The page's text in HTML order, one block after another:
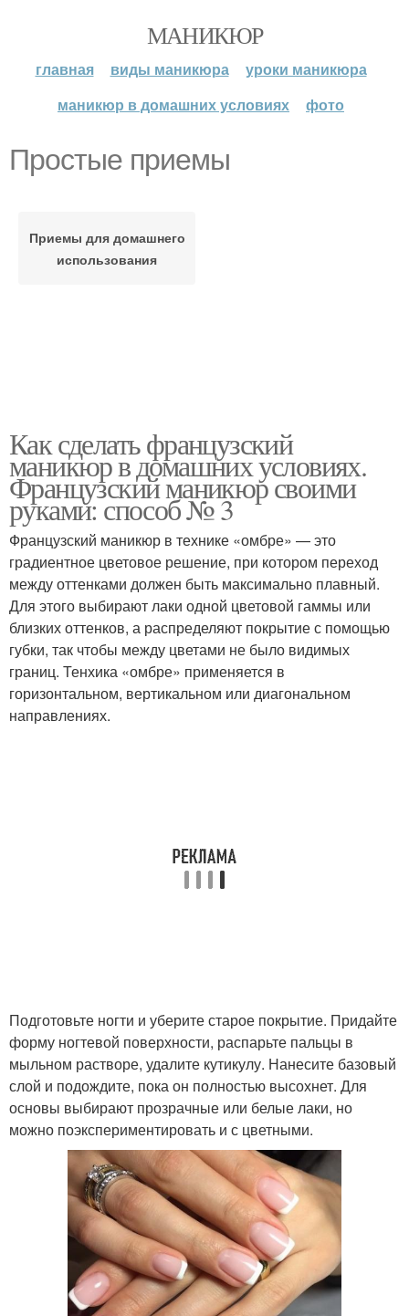
МАНИКЮР
главная виды маникюра
уроки маникюра
маникюр в домашних условиях
фото
Простые приемы
Приемы для домашнего
использования
Как сделать французский
маникюр в домашних условиях.
Французский маникюр своими
руками: способ № 3
Французский маникюр в технике «омбре» — это
градиентное цветовое решение, при котором переход
между оттенками должен быть максимально плавный.
Для этого выбирают лаки одной цветовой гаммы или
близких оттенков, а распределяют покрытие с помощью
губки, так чтобы между цветами не было видимых
границ. Тенхика «омбре» применяется в
горизонтальном, вертикальном или диагональном
направлениях.
Подготовьте ногти и уберите старое покрытие. Придайте
форму ногтевой поверхности, распарьте пальцы в
мыльном растворе, удалите кутикулу. Нанесите базовый
слой и подождите, пока он полностью высохнет. Для
основы выбирают прозрачные или белые лаки, но
можно поэкспериментировать и с цветными.